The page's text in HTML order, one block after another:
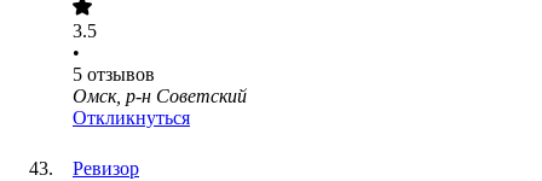
3.5
•
5 отзывов
Омск, р-н Советский
Откликнуться
Ревизор